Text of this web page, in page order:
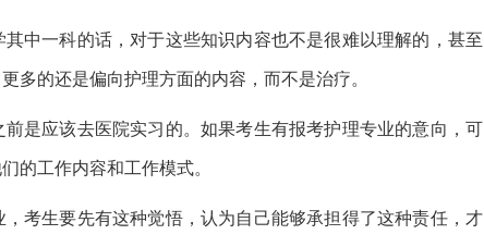
中一科的话，对于这些知识内容也不是很难以理解的，甚至
多的还是偏向护理方面的内容，而不是治疗。
是应该去医院实习的。如果考生有报考护理专业的意向，可
的工作内容和工作模式。
考生要先有这种觉悟，认为自己能够承担得了这种责任，才